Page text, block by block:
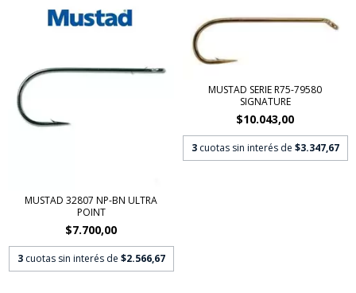
MUSTAD 32807 NP-BN ULTRA
POINT
$7.700,00
3 cuotas sin interés de $2.566,67
MUSTAD SERIE R75-79580
SIGNATURE
$10.043,00
3 cuotas sin interés de $3.347,67